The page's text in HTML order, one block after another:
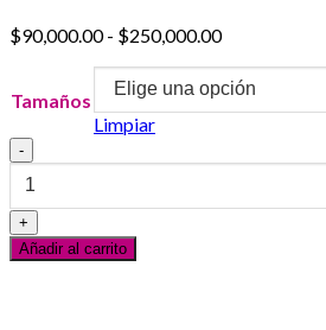
$90,000.00 - $250,000.00Rango
precios:
desde
$250,000.00
Tamaños
Limpiar
Magnifico
cantidad
Añadir al carrito